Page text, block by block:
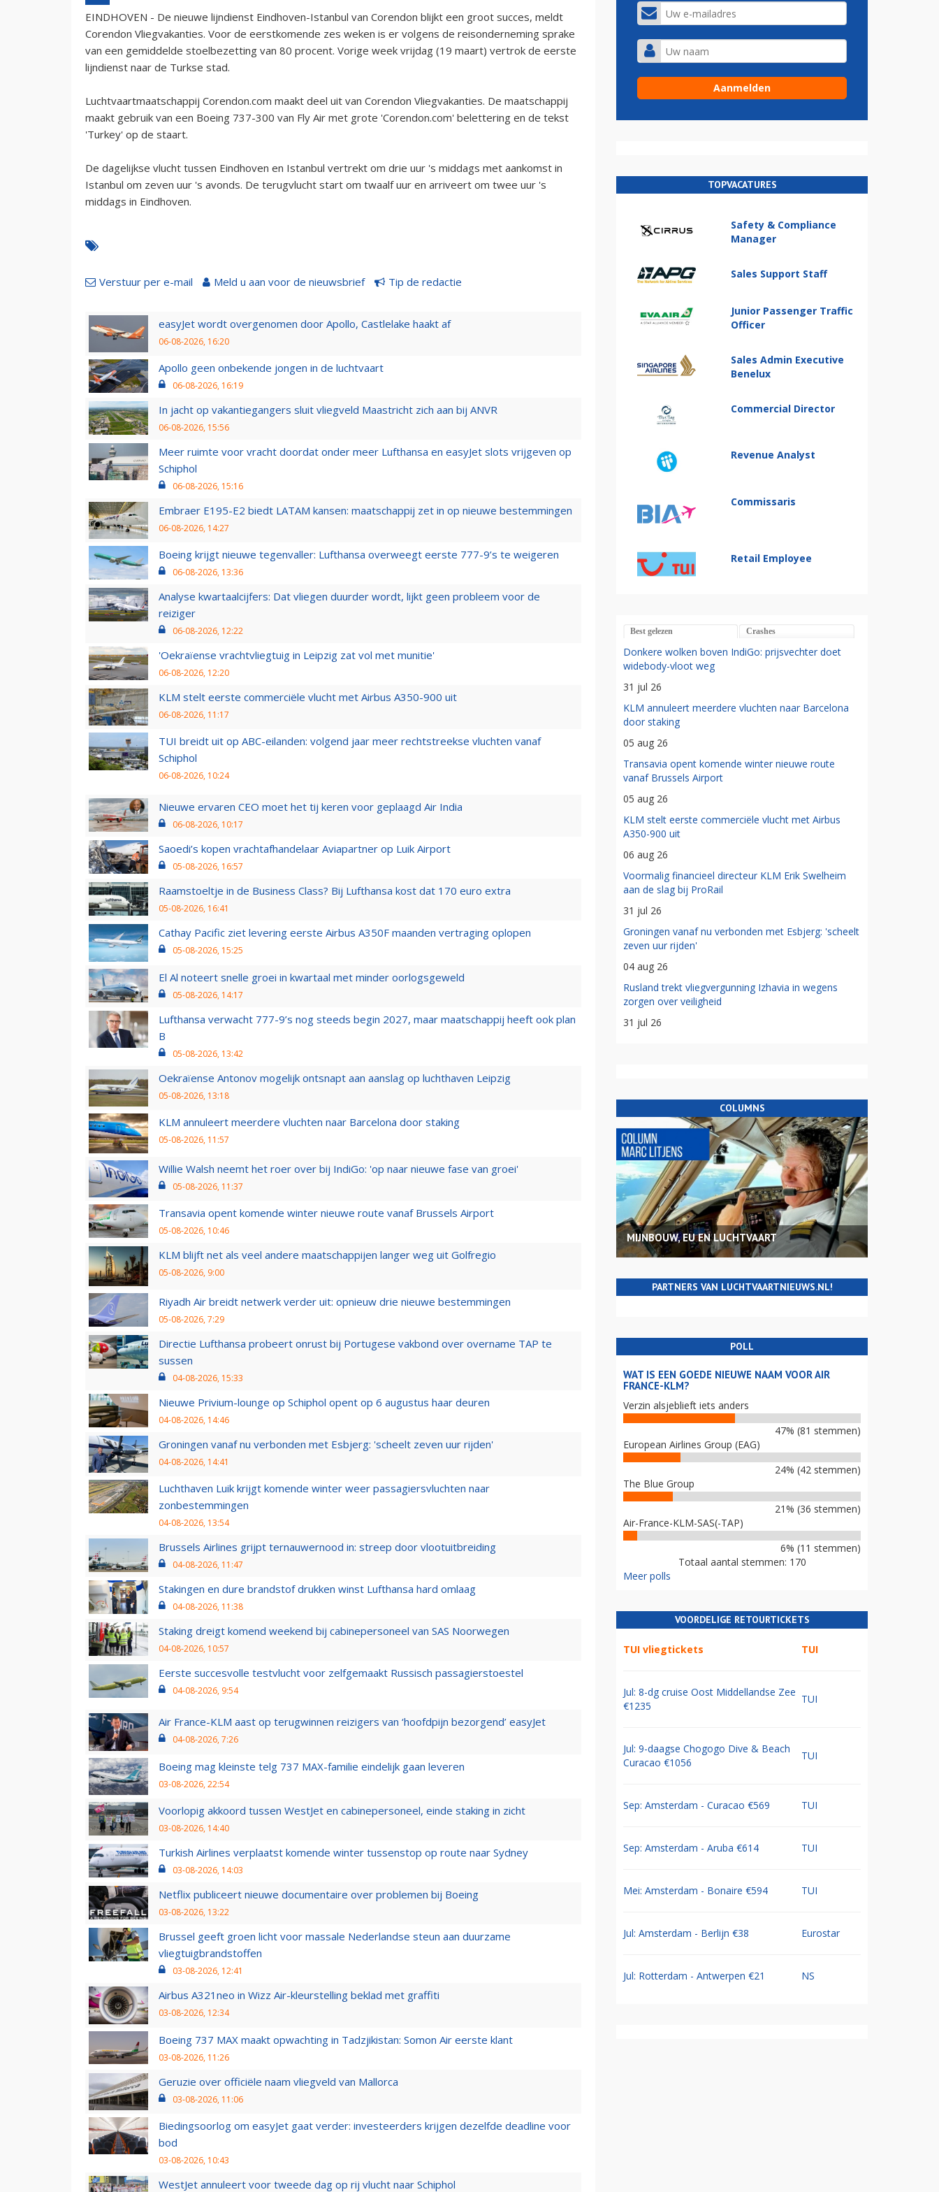
EINDHOVEN - De nieuwe lijndienst Eindhoven-Istanbul van Corendon blijkt een groot succes, meldt
Corendon Vliegvakanties. Voor de eerstkomende zes weken is er volgens de reisonderneming sprake
van een gemiddelde stoelbezetting van 80 procent. Vorige week vrijdag (19 maart) vertrok de eerste
lijndienst naar de Turkse stad.
Luchtvaartmaatschappij Corendon.com maakt deel uit van Corendon Vliegvakanties. De maatschappij
maakt gebruik van een Boeing 737-300 van Fly Air met grote 'Corendon.com' belettering en de tekst
'Turkey' op de staart.
De dagelijkse vlucht tussen Eindhoven en Istanbul vertrekt om drie uur 's middags met aankomst in
Istanbul om zeven uur 's avonds. De terugvlucht start om twaalf uur en arriveert om twee uur 's
middags in Eindhoven.
Verstuur per e-mail Meld u aan voor de nieuwsbrief Tip de redactie
easyJet wordt overgenomen door Apollo, Castlelake haakt af
06-08-2026, 16:20
Apollo geen onbekende jongen in de luchtvaart
06-08-2026, 16:19
In jacht op vakantiegangers sluit vliegveld Maastricht zich aan bij ANVR
06-08-2026, 15:56
Meer ruimte voor vracht doordat onder meer Lufthansa en easyJet slots vrijgeven op
Schiphol
06-08-2026, 15:16
Embraer E195-E2 biedt LATAM kansen: maatschappij zet in op nieuwe bestemmingen
06-08-2026, 14:27
Boeing krijgt nieuwe tegenvaller: Lufthansa overweegt eerste 777-9’s te weigeren
06-08-2026, 13:36
Analyse kwartaalcijfers: Dat vliegen duurder wordt, lijkt geen probleem voor de
reiziger
06-08-2026, 12:22
'Oekraïense vrachtvliegtuig in Leipzig zat vol met munitie'
06-08-2026, 12:20
KLM stelt eerste commerciële vlucht met Airbus A350-900 uit
06-08-2026, 11:17
TUI breidt uit op ABC-eilanden: volgend jaar meer rechtstreekse vluchten vanaf
Schiphol
06-08-2026, 10:24
Nieuwe ervaren CEO moet het tij keren voor geplaagd Air India
06-08-2026, 10:17
Saoedi’s kopen vrachtafhandelaar Aviapartner op Luik Airport
05-08-2026, 16:57
Raamstoeltje in de Business Class? Bij Lufthansa kost dat 170 euro extra
05-08-2026, 16:41
Cathay Pacific ziet levering eerste Airbus A350F maanden vertraging oplopen
05-08-2026, 15:25
El Al noteert snelle groei in kwartaal met minder oorlogsgeweld
05-08-2026, 14:17
Lufthansa verwacht 777-9’s nog steeds begin 2027, maar maatschappij heeft ook plan
B
05-08-2026, 13:42
Oekraïense Antonov mogelijk ontsnapt aan aanslag op luchthaven Leipzig
05-08-2026, 13:18
KLM annuleert meerdere vluchten naar Barcelona door staking
05-08-2026, 11:57
Willie Walsh neemt het roer over bij IndiGo: 'op naar nieuwe fase van groei'
05-08-2026, 11:37
Transavia opent komende winter nieuwe route vanaf Brussels Airport
05-08-2026, 10:46
KLM blijft net als veel andere maatschappijen langer weg uit Golfregio
05-08-2026, 9:00
Riyadh Air breidt netwerk verder uit: opnieuw drie nieuwe bestemmingen
05-08-2026, 7:29
Directie Lufthansa probeert onrust bij Portugese vakbond over overname TAP te
sussen
04-08-2026, 15:33
Nieuwe Privium-lounge op Schiphol opent op 6 augustus haar deuren
04-08-2026, 14:46
Groningen vanaf nu verbonden met Esbjerg: 'scheelt zeven uur rijden'
04-08-2026, 14:41
Luchthaven Luik krijgt komende winter weer passagiersvluchten naar
zonbestemmingen
04-08-2026, 13:54
Brussels Airlines grijpt ternauwernood in: streep door vlootuitbreiding
04-08-2026, 11:47
Stakingen en dure brandstof drukken winst Lufthansa hard omlaag
04-08-2026, 11:38
Staking dreigt komend weekend bij cabinepersoneel van SAS Noorwegen
04-08-2026, 10:57
Eerste succesvolle testvlucht voor zelfgemaakt Russisch passagierstoestel
04-08-2026, 9:54
Air France-KLM aast op terugwinnen reizigers van ‘hoofdpijn bezorgend’ easyJet
04-08-2026, 7:26
Boeing mag kleinste telg 737 MAX-familie eindelijk gaan leveren
03-08-2026, 22:54
Voorlopig akkoord tussen WestJet en cabinepersoneel, einde staking in zicht
03-08-2026, 14:40
Turkish Airlines verplaatst komende winter tussenstop op route naar Sydney
03-08-2026, 14:03
Netflix publiceert nieuwe documentaire over problemen bij Boeing
03-08-2026, 13:22
Brussel geeft groen licht voor massale Nederlandse steun aan duurzame
vliegtuigbrandstoffen
03-08-2026, 12:41
Airbus A321neo in Wizz Air-kleurstelling beklad met graffiti
03-08-2026, 12:34
Boeing 737 MAX maakt opwachting in Tadzjikistan: Somon Air eerste klant
03-08-2026, 11:26
Geruzie over officiële naam vliegveld van Mallorca
03-08-2026, 11:06
Biedingsoorlog om easyJet gaat verder: investeerders krijgen dezelfde deadline voor
bod
03-08-2026, 10:43
WestJet annuleert voor tweede dag op rij vlucht naar Schiphol
TOPVACATURES
Safety & Compliance
Manager
Sales Support Staff
Junior Passenger Traffic
Officer
Sales Admin Executive
Benelux
Commercial Director
Revenue Analyst
Commissaris
Retail Employee
Best gelezen Crashes
Donkere wolken boven IndiGo: prijsvechter doet
widebody-vloot weg
31 jul 26
KLM annuleert meerdere vluchten naar Barcelona
door staking
05 aug 26
Transavia opent komende winter nieuwe route
vanaf Brussels Airport
05 aug 26
KLM stelt eerste commerciële vlucht met Airbus
A350-900 uit
06 aug 26
Voormalig financieel directeur KLM Erik Swelheim
aan de slag bij ProRail
31 jul 26
Groningen vanaf nu verbonden met Esbjerg: 'scheelt
zeven uur rijden'
04 aug 26
Rusland trekt vliegvergunning Izhavia in wegens
zorgen over veiligheid
31 jul 26
COLUMNS
MIJNBOUW, EU EN LUCHTVAART
PARTNERS VAN LUCHTVAARTNIEUWS.NL!
POLL
WAT IS EEN GOEDE NIEUWE NAAM VOOR AIR
FRANCE-KLM?
Verzin alsjeblieft iets anders
47% (81 stemmen)
European Airlines Group (EAG)
24% (42 stemmen)
The Blue Group
21% (36 stemmen)
Air-France-KLM-SAS(-TAP)
6% (11 stemmen)
Totaal aantal stemmen: 170
Meer polls
VOORDELIGE RETOURTICKETS
TUI vliegtickets TUI
Jul: 8-dg cruise Oost Middellandse Zee
€1235
TUI
Jul: 9-daagse Chogogo Dive & Beach
Curacao €1056
TUI
Sep: Amsterdam - Curacao €569 TUI
Sep: Amsterdam - Aruba €614 TUI
Mei: Amsterdam - Bonaire €594 TUI
Jul: Amsterdam - Berlijn €38 Eurostar
Jul: Rotterdam - Antwerpen €21 NS